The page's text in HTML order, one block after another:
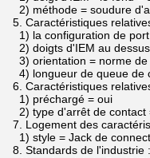
2) méthode = soudure
5. Caractéristiques
1) la configuration de
2) doigts d'IEM au
3) orientation = norme
4) longueur de queue de
6. Caractéristiques
1) préchargé = oui
2) type d'arrêt de
7. Logement des
1) style = Jack de
8. Standards de l'industrie :